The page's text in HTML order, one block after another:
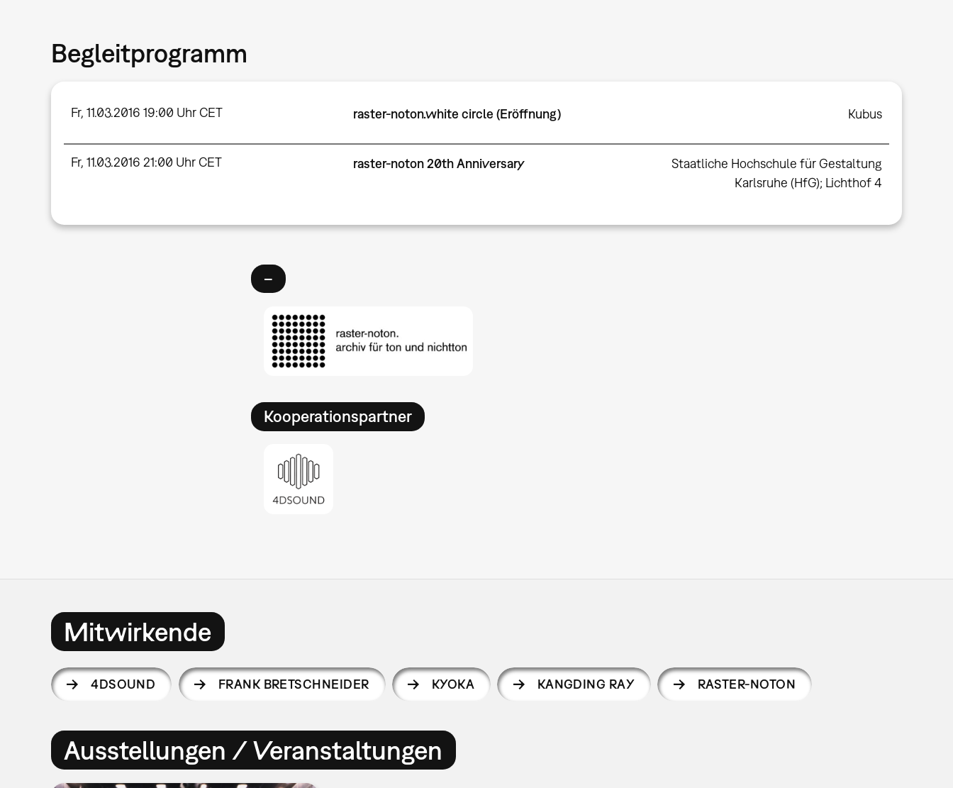
Begleitprogramm
Fr, 11.03.2016 19:00 Uhr CET raster-noton.white circle (Eröffnung) Kubus
Fr, 11.03.2016 21:00 Uhr CET raster-noton 20th Anniversary
Staatliche Hochschule für Gestaltung
Karlsruhe (HfG); Lichthof 4
–
Kooperationspartner
Mitwirkende
4DSOUND FRANK BRETSCHNEIDER KYOKA KANGDING RAY RASTER-NOTON
Ausstellungen / Veranstaltungen